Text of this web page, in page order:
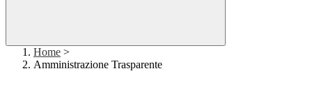
Home >
Amministrazione Trasparente